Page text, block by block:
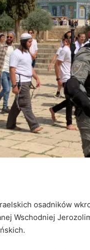
osadników
Wschodniej